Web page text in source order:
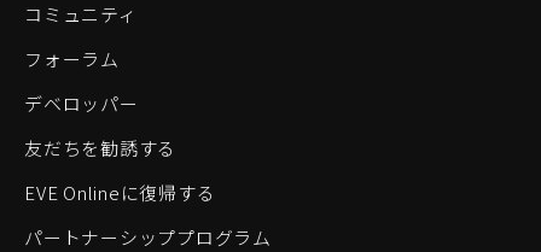
コミュニティ
フォーラム
デベロッパー
友だちを勧誘する
EVE Onlineに復帰する
パートナーシッププログラム